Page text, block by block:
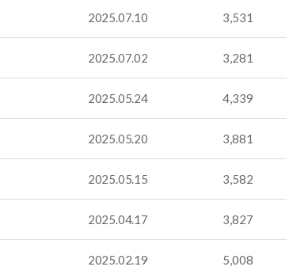
2025.07.10 3,531
2025.07.02 3,281
2025.05.24 4,339
2025.05.20 3,881
2025.05.15 3,582
2025.04.17 3,827
2025.02.19 5,008